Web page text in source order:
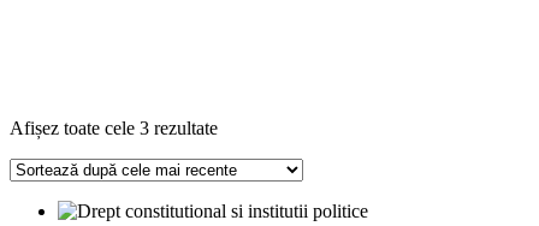
Afișez toate cele 3 rezultateSortat
cele
recente